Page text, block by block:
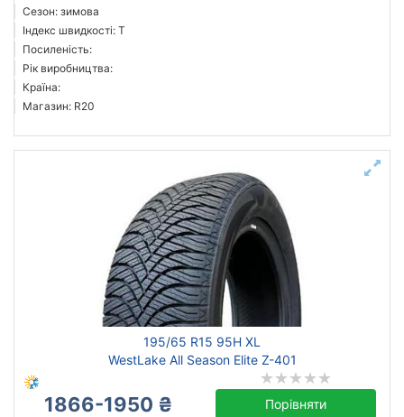
Сезон: зимова
Індекс швидкості: T
Посиленість:
Рік виробництва:
Країна:
Магазин: R20
195/65 R15 95H XL
WestLake All Season Elite Z-401
1866-1950 ₴ Порівняти